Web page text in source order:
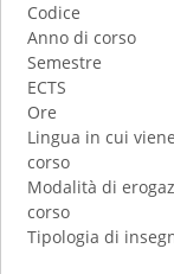
Codice
Anno di corso
Semestre
ECTS
Ore
Lingua in cui
corso
Modalità di
corso
Tipologia di